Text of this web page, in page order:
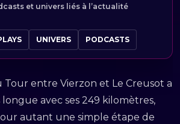
et univers liés à l’actualité
UNIVERS PODCASTS
Tour entre Vierzon et Le Creusot a
avec ses 249 kilomètres,
autant une simple étape de